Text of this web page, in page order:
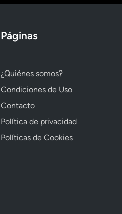
Páginas
¿Quiénes somos?
Condiciones de Uso
Contacto
Política de privacidad
Políticas de Cookies